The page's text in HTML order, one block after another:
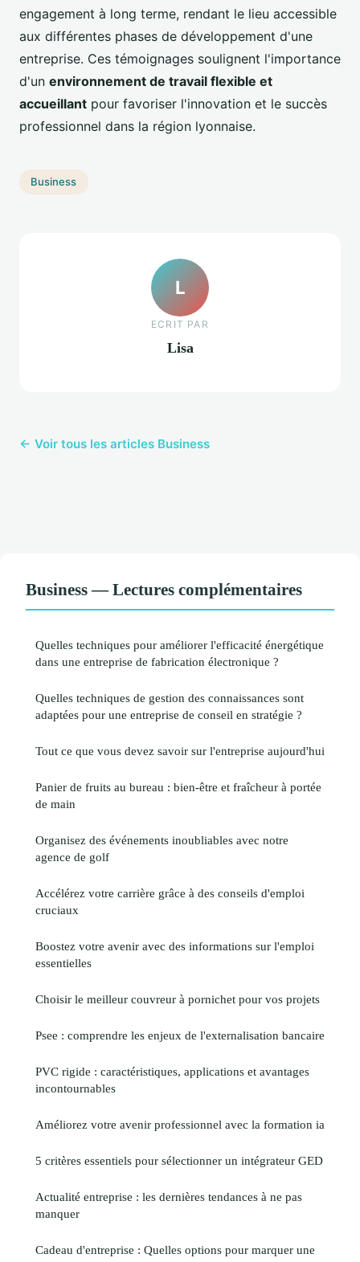
engagement à long terme, rendant le lieu accessible
aux différentes phases de développement d'une
entreprise. Ces témoignages soulignent l'importance
d'un environnement de travail flexible et
accueillant pour favoriser l'innovation et le succès
professionnel dans la région lyonnaise.
Business
L
ECRIT PAR
Lisa
← Voir tous les articles Business
Business — Lectures complémentaires
Quelles techniques pour améliorer l'efficacité énergétique
dans une entreprise de fabrication électronique ?
Quelles techniques de gestion des connaissances sont
adaptées pour une entreprise de conseil en stratégie ?
Tout ce que vous devez savoir sur l'entreprise aujourd'hui
Panier de fruits au bureau : bien-être et fraîcheur à portée
de main
Organisez des événements inoubliables avec notre
agence de golf
Accélérez votre carrière grâce à des conseils d'emploi
cruciaux
Boostez votre avenir avec des informations sur l'emploi
essentielles
Choisir le meilleur couvreur à pornichet pour vos projets
Psee : comprendre les enjeux de l'externalisation bancaire
PVC rigide : caractéristiques, applications et avantages
incontournables
Améliorez votre avenir professionnel avec la formation ia
5 critères essentiels pour sélectionner un intégrateur GED
Actualité entreprise : les dernières tendances à ne pas
manquer
Cadeau d'entreprise : Quelles options pour marquer une